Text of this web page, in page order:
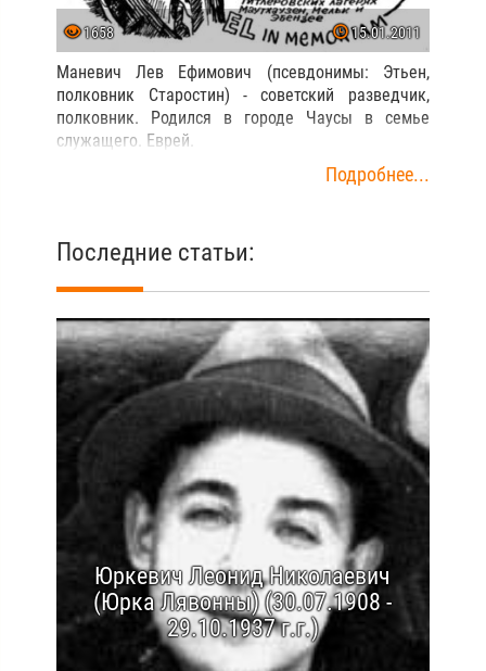
1658 15.01.2011
Маневич Лев Ефимович (псевдонимы: Этьен,
полковник Старостин) - советский разведчик,
полковник. Родился в городе Чаусы в семье
служащего. Еврей.
Подробнее...
Последние статьи:
Юркевич Леонид Николаевич
(Юрка Лявонны) (30.07.1908 -
29.10.1937 г.г.)